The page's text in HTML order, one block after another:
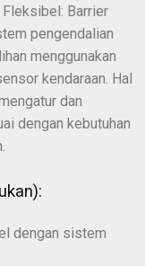
Barrier
pengendalian
menggunakan
kendaraan. Hal
dan
dengan kebutuhan
dengan sistem